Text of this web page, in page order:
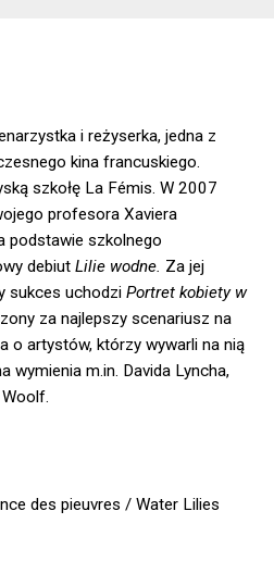
i reżyserka, jedna z
kina francuskiego.
szkołę La Fémis. W 2007
profesora Xaviera
podstawie szkolnego
debiutLilie wodne. Za jej
sukces uchodziPortret kobiety w
za najlepszy scenariusz na
o artystów, którzy wywarli na nią
wymienia m.in. Davida Lyncha,
des pieuvres / Water Lilies